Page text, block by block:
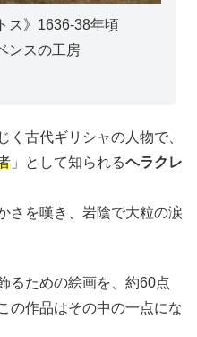
ス》1636-38年頃
ンスの工房
く古代ギリシャの人物で、
」として知られるヘラクレ
さを嘆き、岩陰で大粒の涙
るための絵画を、約60点
の作品はその中の一点にな